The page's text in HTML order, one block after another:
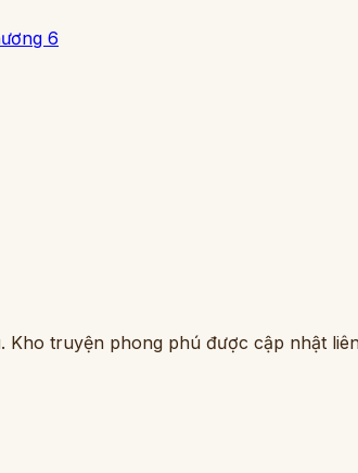
6
truyện phong phú được cập nhật